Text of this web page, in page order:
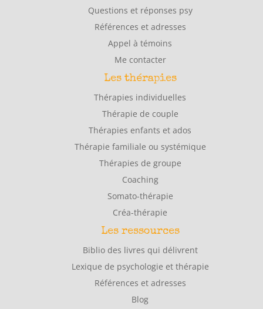
Questions et réponses psy
Références et adresses
Appel à témoins
Me contacter
Les thérapies
Thérapies individuelles
Thérapie de couple
Thérapies enfants et ados
Thérapie familiale ou systémique
Thérapies de groupe
Coaching
Somato-thérapie
Créa-thérapie
Les ressources
Biblio des livres qui délivrent
Lexique de psychologie et thérapie
Références et adresses
Blog